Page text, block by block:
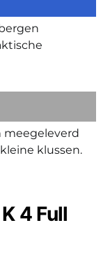
meegeleverd
klussen.
4 Full